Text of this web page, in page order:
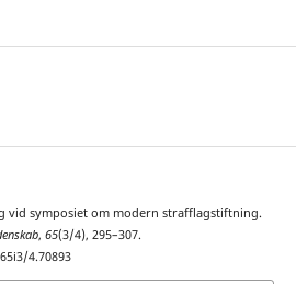
vid symposiet om modern strafflagstiftning.
, 65(3/4), 295–307.
4.70893